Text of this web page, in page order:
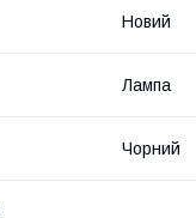
Новий
Лампа
Чорний